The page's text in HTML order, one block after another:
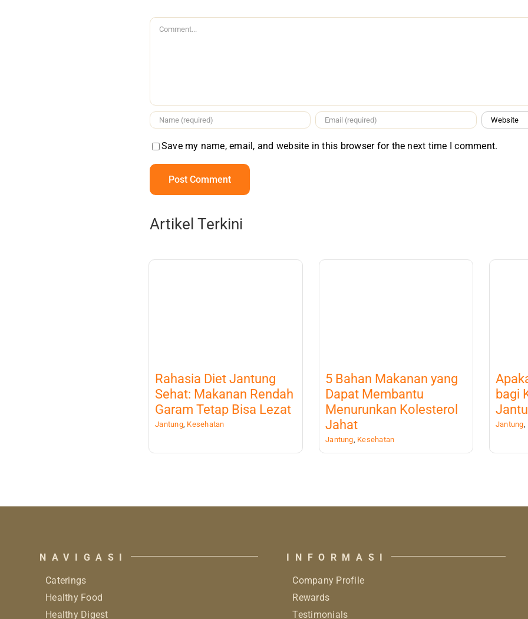
Comment
Save my name, email, and website in this browser for the next time I comment.
Artikel Terkini
Rahasia Diet Jantung
Sehat: Makanan Rendah
Garam Tetap Bisa Lezat
Jantung, Kesehatan
5 Bahan Makanan yang
Dapat Membantu
Menurunkan Kolesterol
Jahat
Jantung, Kesehatan
bagi
Jantung,
NAVIGASI
Caterings
Healthy Food
Healthy Digest
INFORMASI
Company Profile
Rewards
Testimonials